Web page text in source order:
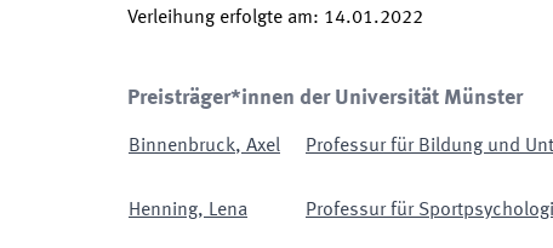
Verleihung erfolgte am: 14.01.2022
Preisträger*innen der Universität Münster
Binnenbruck, Axel Professur für Bildung und
Henning, Lena Professur für